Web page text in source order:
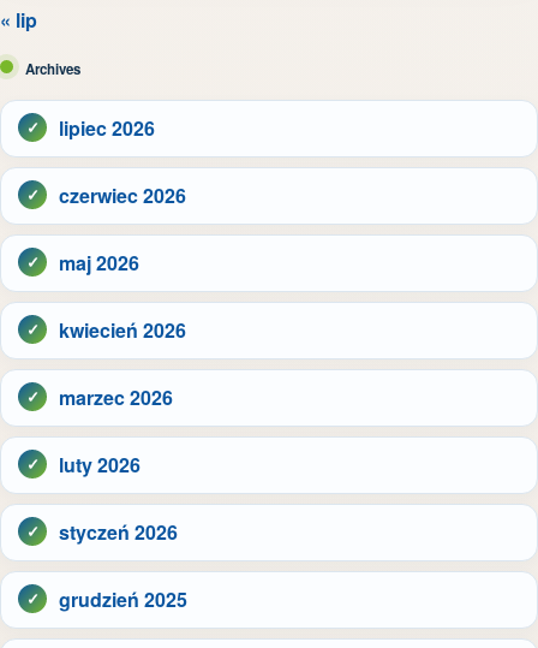
« lip
Archives
lipiec 2026
czerwiec 2026
maj 2026
kwiecień 2026
marzec 2026
luty 2026
styczeń 2026
grudzień 2025